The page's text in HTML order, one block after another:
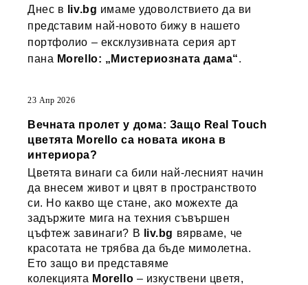
Днес в liv.bg имаме удоволствието да ви
представим най-новото бижу в нашето
портфолио – ексклузивната серия арт
пана Morello: „Мистериозната дама“.
23 Апр 2026
Вечната пролет у дома: Защо Real Touch
цветята Morello са новата икона в
интериора?
Цветята винаги са били най-лесният начин
да внесем живот и цвят в пространството
си. Но какво ще стане, ако можехте да
задържите мига на техния съвършен
цъфтеж завинаги? В
liv.bg вярваме, че
красотата не трябва да бъде мимолетна.
Ето защо ви представяме
колекцията Morello – изкуствени цветя,